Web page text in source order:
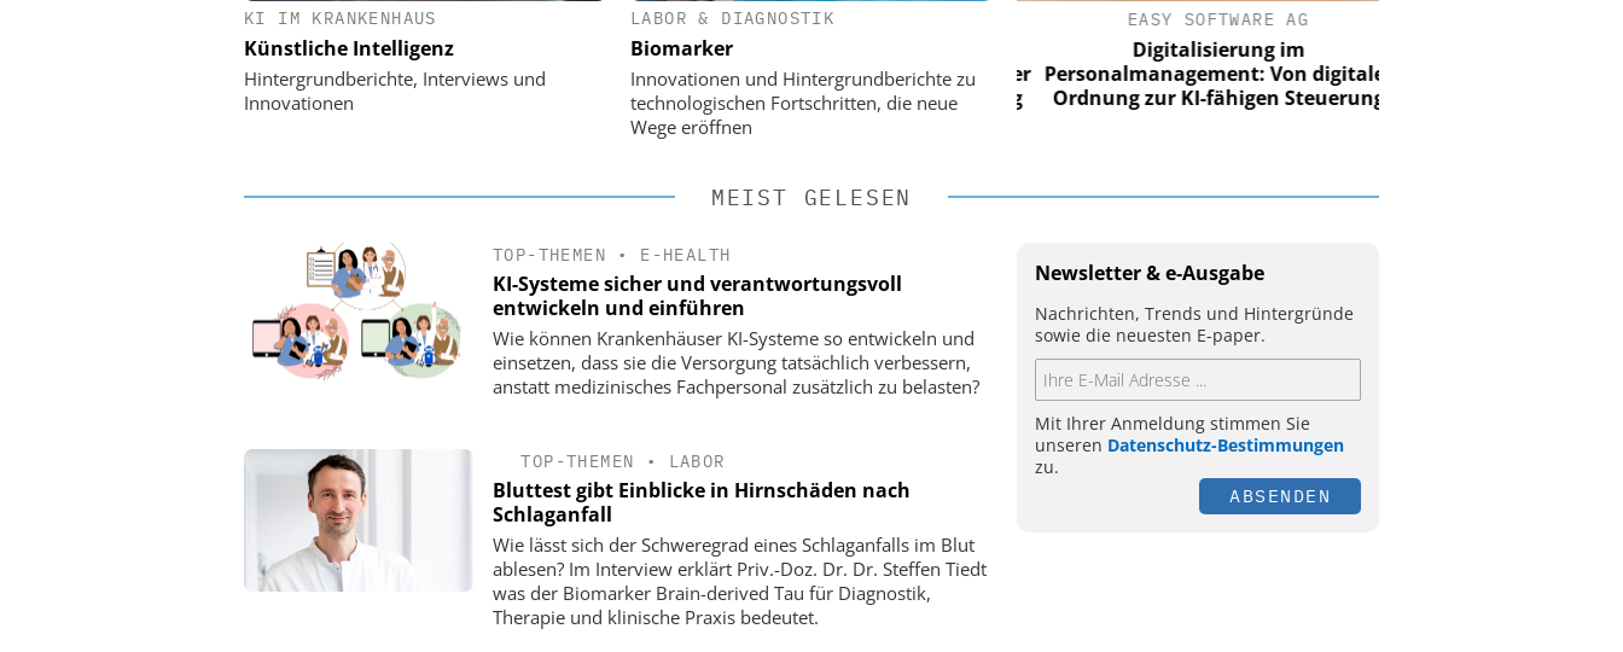
KI IM KRANKENHAUS
Künstliche Intelligenz
Hintergrundberichte, Interviews und
Innovationen
LABOR & DIAGNOSTIK
Biomarker
Innovationen und Hintergrundberichte zu
technologischen Fortschritten, die neue
Wege eröffnen
EASY SOFTWARE AG
Digitalisierung im
Personalmanagement: Von digitaler
Ordnung zur KI-fähigen Steuerung
EASY SOFTWARE AG
Personalmanagement: Von digitaler
Ordnung zur KI-fähigen Steuerung
EASY SOFTWARE AG
Digitalisierung im
Personalmanagement: Von digitaler
Ordnung zur KI-fähigen Steuerung
MEIST GELESEN
TOP-THEMEN • E-HEALTH
KI-Systeme sicher und verantwortungsvoll
entwickeln und einführen
Wie können Krankenhäuser KI-Systeme so entwickeln und
einsetzen, dass sie die Versorgung tatsächlich verbessern,
anstatt medizinisches Fachpersonal zusätzlich zu belasten?
TOP-THEMEN • LABOR
Bluttest gibt Einblicke in Hirnschäden nach
Schlaganfall
Wie lässt sich der Schweregrad eines Schlaganfalls im Blut
ablesen? Im Interview erklärt Priv.-Doz. Dr. Dr. Steffen Tiedt
was der Biomarker Brain-derived Tau für Diagnostik,
Therapie und klinische Praxis bedeutet.
Newsletter & e-Ausgabe
Nachrichten, Trends und Hintergründe
sowie die neuesten E-paper.
Mit Ihrer Anmeldung stimmen Sie
unseren Datenschutz-Bestimmungen
zu.
ABSENDEN